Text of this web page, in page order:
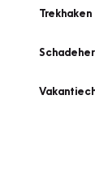
Trekhaken